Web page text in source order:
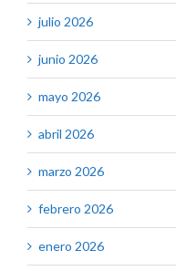
julio 2026
junio 2026
mayo 2026
abril 2026
marzo 2026
febrero 2026
enero 2026